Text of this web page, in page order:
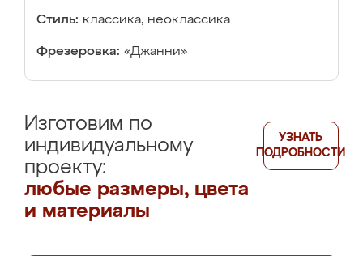
Стиль: классика, неоклассика
Фрезеровка: «Джанни»
Изготовим по
индивидуальному
проекту:
любые размеры, цвета
и материалы
УЗНАТЬ
ПОДРОБНОСТИ